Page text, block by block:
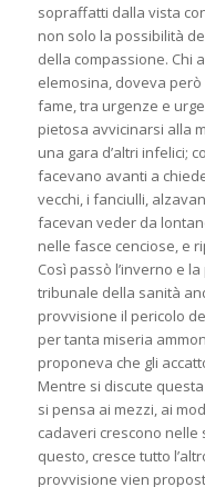
sopraffatti dalla vista
non solo la possibilità
della compassione. Chi
elemosina, doveva
fame, tra urgenze e
pietosa avvicinarsi alla
una gara d’altri infelici;
facevano avanti a
vecchi, i fanciulli,
facevan veder da
nelle fasce cenciose, e
Così passò l’inverno e
tribunale della sanità
provvisione il pericolo
per tanta miseria
proponeva che gli
Mentre si discute
si pensa ai mezzi, ai
cadaveri crescono
questo, cresce tutto
provvisione vien